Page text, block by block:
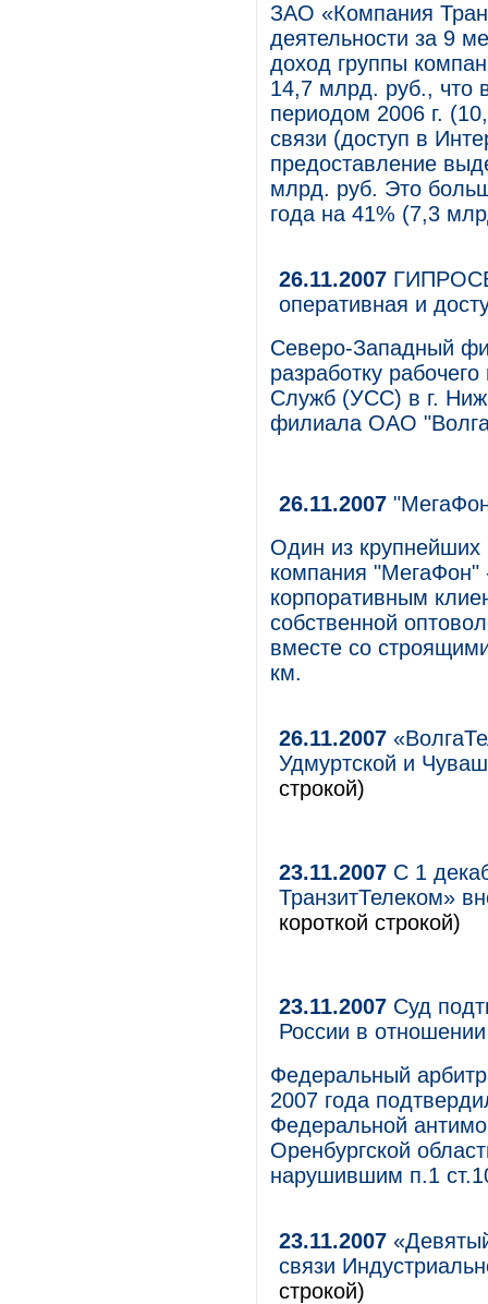
ЗАО «Компания
деятельности за 9
доход группы
14,7 млрд. руб., что
периодом 2006 г.
связи (доступ в
предоставление
млрд. руб. Это
года на 41% (7,3
26.11.2007
оперативная и
Северо-Западный
разработку
Служб (УСС) в г.
филиала ОАО
26.11.2007
Один из крупнейших
компания "МегаФон"
корпоративным
собственной
вместе со
км.
26.11.2007
Удмуртской и
строкой)
23.11.2007 С 1
ТранзитТелеком»
короткой строкой)
23.11.2007 Суд
России в
Федеральный
2007 года
Федеральной
Оренбургской
нарушившим п.1
23.11.2007
связи
строкой)